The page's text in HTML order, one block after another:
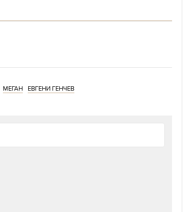
обикаля света в търсене на това, от което
и да го намери вкъщи“.
МЕГАН ЕВГЕНИ ГЕНЧЕВ